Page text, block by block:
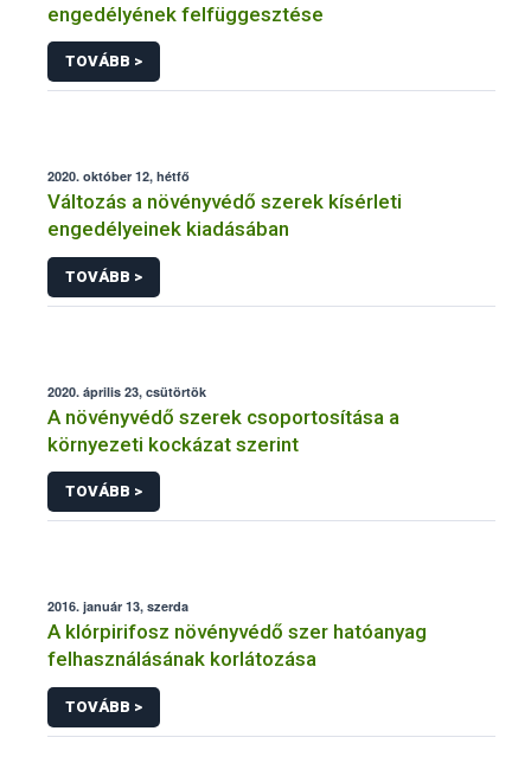
engedélyének felfüggesztése
TOVÁBB >
2020. október 12, hétfő
Változás a növényvédő szerek kísérleti
engedélyeinek kiadásában
TOVÁBB >
2020. április 23, csütörtök
A növényvédő szerek csoportosítása a
környezeti kockázat szerint
TOVÁBB >
2016. január 13, szerda
A klórpirifosz növényvédő szer hatóanyag
felhasználásának korlátozása
TOVÁBB >